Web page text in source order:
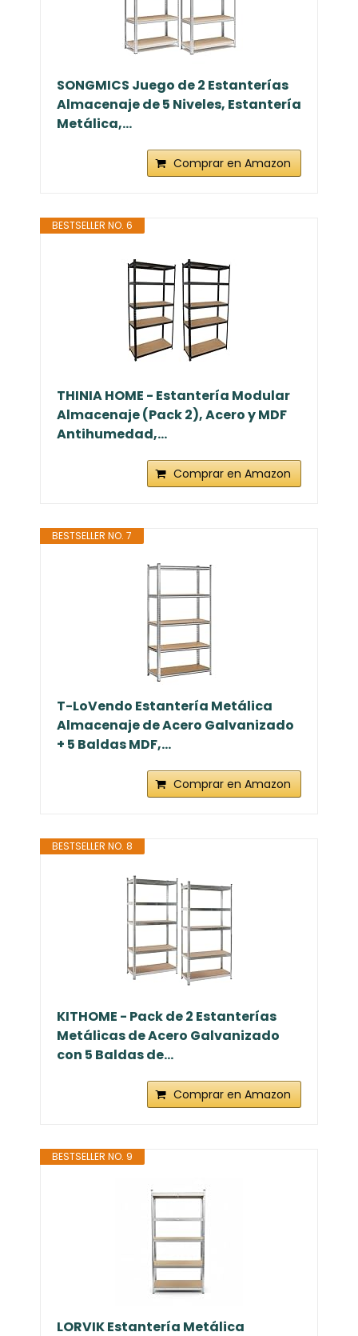
SONGMICS Juego de 2 Estanterías
Almacenaje de 5 Niveles, Estantería
Metálica,...
Comprar en Amazon
BESTSELLER NO. 6
THINIA HOME - Estantería Modular
Almacenaje (Pack 2), Acero y MDF
Antihumedad,...
Comprar en Amazon
BESTSELLER NO. 7
T-LoVendo Estantería Metálica
Almacenaje de Acero Galvanizado
+ 5 Baldas MDF,...
Comprar en Amazon
BESTSELLER NO. 8
KITHOME - Pack de 2 Estanterías
Metálicas de Acero Galvanizado
con 5 Baldas de...
Comprar en Amazon
BESTSELLER NO. 9
LORVIK Estantería Metálica